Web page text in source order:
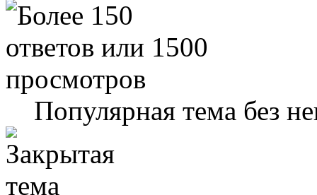
Популярная тема без